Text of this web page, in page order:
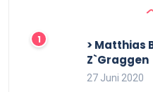
> Matthias
Z`Graggen
27 Juni 2020